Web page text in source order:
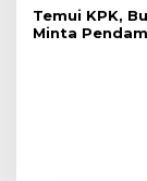
Temui KPK,
Minta